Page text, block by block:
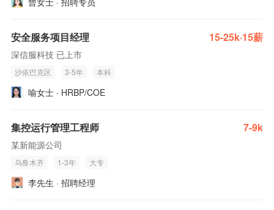
安全服务项目经理 15-25k·15薪
深信服科技 已上市
沙依巴克区 3-5年 本科
喻女士 · HRBP/COE
集控运行管理工程师 7-9k
某新能源公司
乌鲁木齐 1-3年 大专
李先生 · 招聘经理